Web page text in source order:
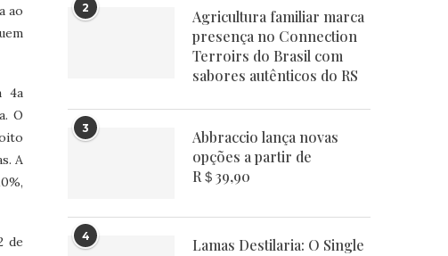
ao
4a
O
A
de
2
Agricultura familiar marca
presença no Connection
Terroirs do Brasil com
sabores autênticos do RS
3
Abbraccio lança novas
opções a partir de
R＄39,90
4
Lamas Destilaria: O Single